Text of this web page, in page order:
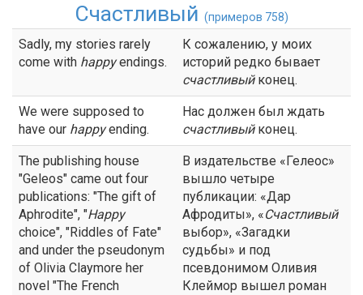
Счастливый (примеров 758)
Sadly, my stories rarely
come with happyendings.
К сожалению, у моих
историй редко бывает
счастливыйконец.
We were supposed to
have our happyending.
Нас должен был ждать
счастливыйконец.
The publishing house
"Geleos" came out four
publications: "The gift of
Aphrodite", "Happy
choice", "Riddles of Fate"
and under the pseudonym
of Olivia Claymore her
novel "The French
В издательстве «Гелеос»
вышло четыре
публикации: «Дар
Афродиты», «Счастливый
выбор», «Загадки
судьбы» и под
псевдонимом Оливия
Клеймор вышел роман